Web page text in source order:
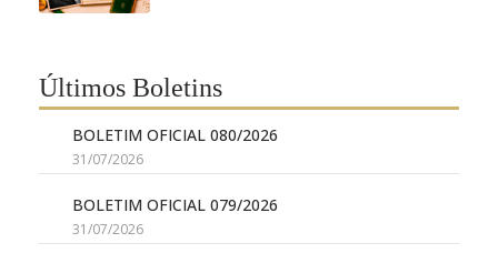
Últimos Boletins
BOLETIM OFICIAL 080/2026
31/07/2026
BOLETIM OFICIAL 079/2026
31/07/2026